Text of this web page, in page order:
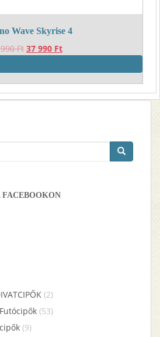
Wave Skyrise 4
Ft Original
was:
990 Ft.
37 990 FtCurrent
is:
990 Ft.
FACEBOOKON
(2)
Futócipők (53)
(9)